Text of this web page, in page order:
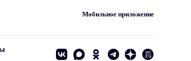
Мобильное приложение